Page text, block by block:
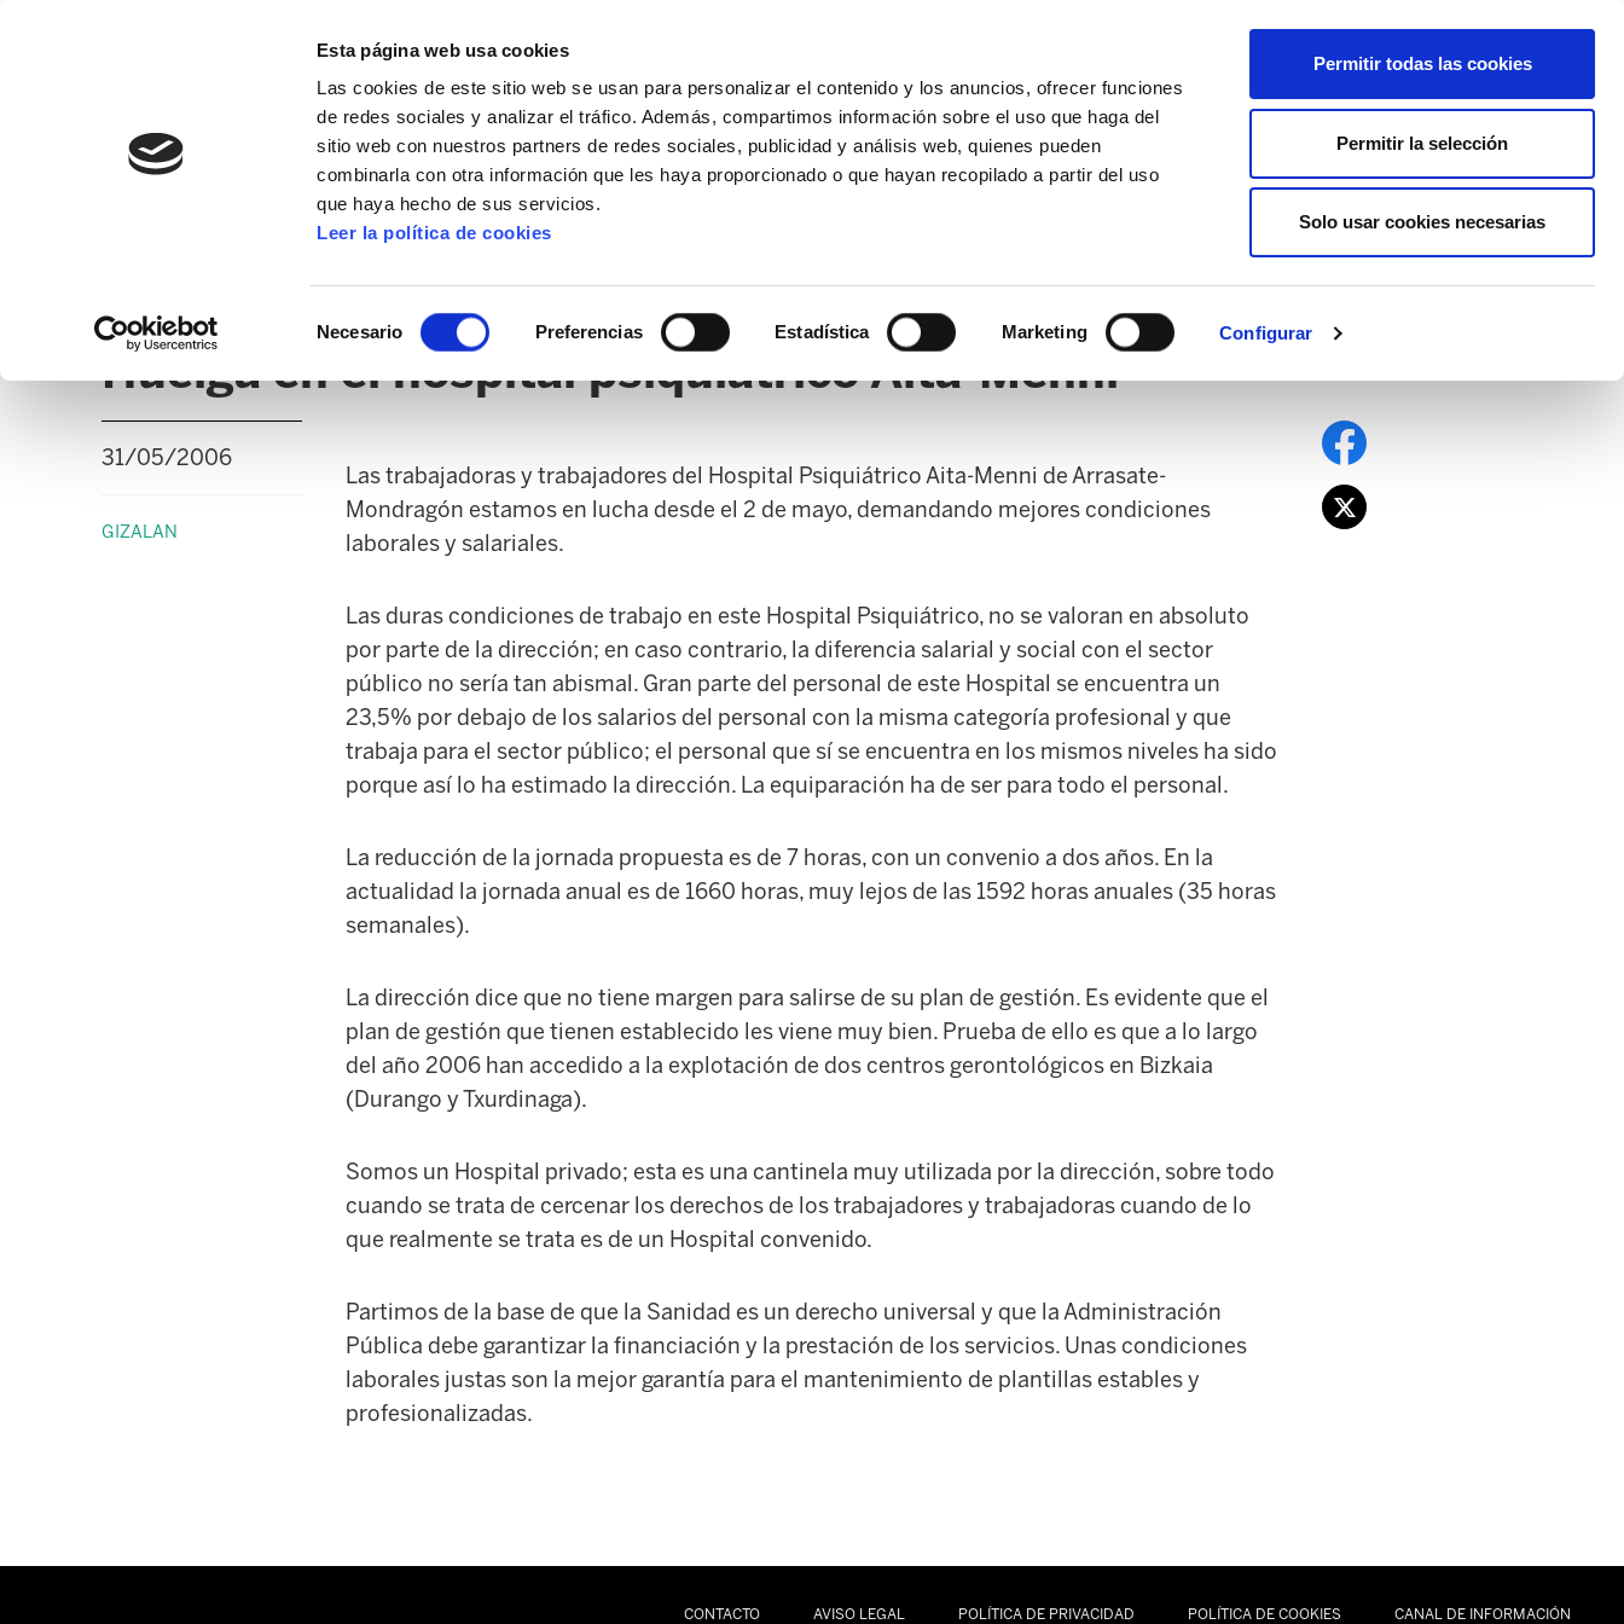
Esta página web usa cookies
Las cookies de este sitio web se usan para personalizar el contenido y los anuncios, ofrecer funciones
de redes sociales y analizar el tráfico. Además, compartimos información sobre el uso que haga del
sitio web con nuestros partners de redes sociales, publicidad y análisis web, quienes pueden
combinarla con otra información que les haya proporcionado o que hayan recopilado a partir del uso
que haya hecho de sus servicios.
Leer la política de cookies
Necesario Preferencias Estadística Marketing Configurar
Permitir todas las cookies
Permitir la selección
Solo usar cookies necesarias
AFÍLIATE
Huelga en el hospital psiquiátrico Aita-Menni
31/05/2006
GIZALAN
Las trabajadoras y trabajadores del Hospital Psiquiátrico Aita-Menni de Arrasate-
Mondragón estamos en lucha desde el 2 de mayo, demandando mejores condiciones
laborales y salariales.
Las duras condiciones de trabajo en este Hospital Psiquiátrico, no se valoran en absoluto
por parte de la dirección; en caso contrario, la diferencia salarial y social con el sector
público no sería tan abismal. Gran parte del personal de este Hospital se encuentra un
23,5% por debajo de los salarios del personal con la misma categoría profesional y que
trabaja para el sector público; el personal que sí se encuentra en los mismos niveles ha sido
porque así lo ha estimado la dirección. La equiparación ha de ser para todo el personal.
La reducción de la jornada propuesta es de 7 horas, con un convenio a dos años. En la
actualidad la jornada anual es de 1660 horas, muy lejos de las 1592 horas anuales (35 horas
semanales).
La dirección dice que no tiene margen para salirse de su plan de gestión. Es evidente que el
plan de gestión que tienen establecido les viene muy bien. Prueba de ello es que a lo largo
del año 2006 han accedido a la explotación de dos centros gerontológicos en Bizkaia
(Durango y Txurdinaga).
Somos un Hospital privado; esta es una cantinela muy utilizada por la dirección, sobre todo
cuando se trata de cercenar los derechos de los trabajadores y trabajadoras cuando de lo
que realmente se trata es de un Hospital convenido.
Partimos de la base de que la Sanidad es un derecho universal y que la Administración
Pública debe garantizar la financiación y la prestación de los servicios. Unas condiciones
laborales justas son la mejor garantía para el mantenimiento de plantillas estables y
profesionalizadas.
CONTACTO AVISO LEGAL POLÍTICA DE PRIVACIDAD POLÍTICA DE COOKIES CANAL DE INFORMACIÓN